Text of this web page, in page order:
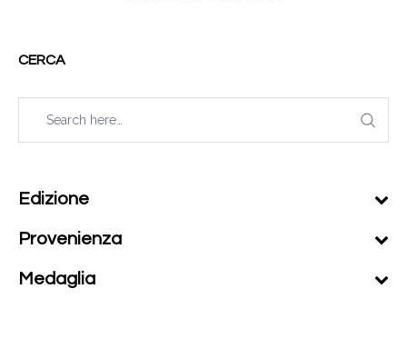
CERCA
Edizione
Provenienza
Medaglia